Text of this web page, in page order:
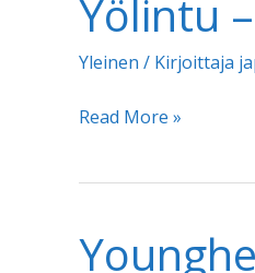
Yölintu
Yleinen / Kirjoittaja
Yölintu
Beiran-
Read More »